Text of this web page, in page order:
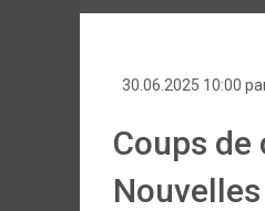
30.06.2025 10:00
Coups de